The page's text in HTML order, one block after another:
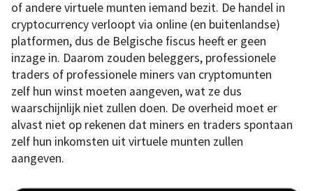
of andere virtuele munten iemand bezit. De handel in
cryptocurrency verloopt via online (en buitenlandse)
platformen, dus de Belgische fiscus heeft er geen
inzage in. Daarom zouden beleggers, professionele
traders of professionele miners van cryptomunten
zelf hun winst moeten aangeven, wat ze dus
waarschijnlijk niet zullen doen. De overheid moet er
alvast niet op rekenen dat miners en traders spontaan
zelf hun inkomsten uit virtuele munten zullen
aangeven.